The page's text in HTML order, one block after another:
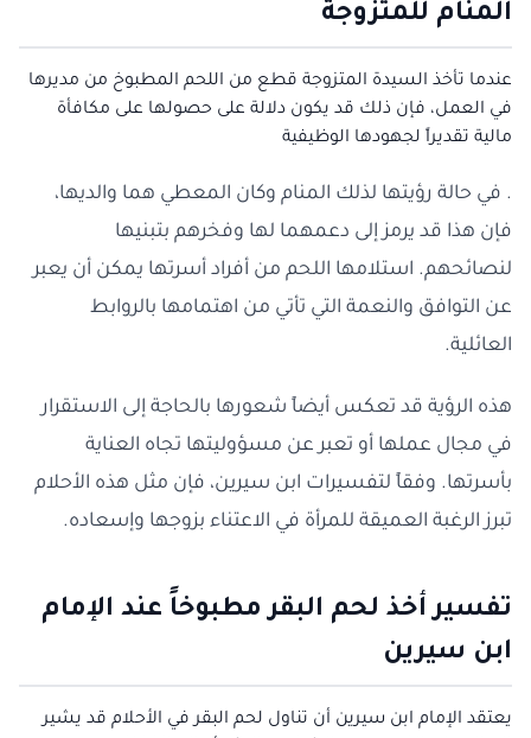
المنام للمتزوجة
عندما تأخذ السيدة المتزوجة قطع من اللحم المطبوخ من مديرها
في العمل، فإن ذلك قد يكون دلالة على حصولها على مكافأة
مالية تقديراً لجهودها الوظيفية
. في حالة رؤيتها لذلك المنام وكان المعطي هما والديها،
فإن هذا قد يرمز إلى دعمهما لها وفخرهم بتبنيها
لنصائحهم. استلامها اللحم من أفراد أسرتها يمكن أن يعبر
عن التوافق والنعمة التي تأتي من اهتمامها بالروابط
العائلية.
هذه الرؤية قد تعكس أيضاً شعورها بالحاجة إلى الاستقرار
في مجال عملها أو تعبر عن مسؤوليتها تجاه العناية
بأسرتها. وفقاً لتفسيرات ابن سيرين، فإن مثل هذه الأحلام
تبرز الرغبة العميقة للمرأة في الاعتناء بزوجها وإسعاده.
تفسير أخذ لحم البقر مطبوخاً عند الإمام
ابن سيرين
يعتقد الإمام ابن سيرين أن تناول لحم البقر في الأحلام قد يشير